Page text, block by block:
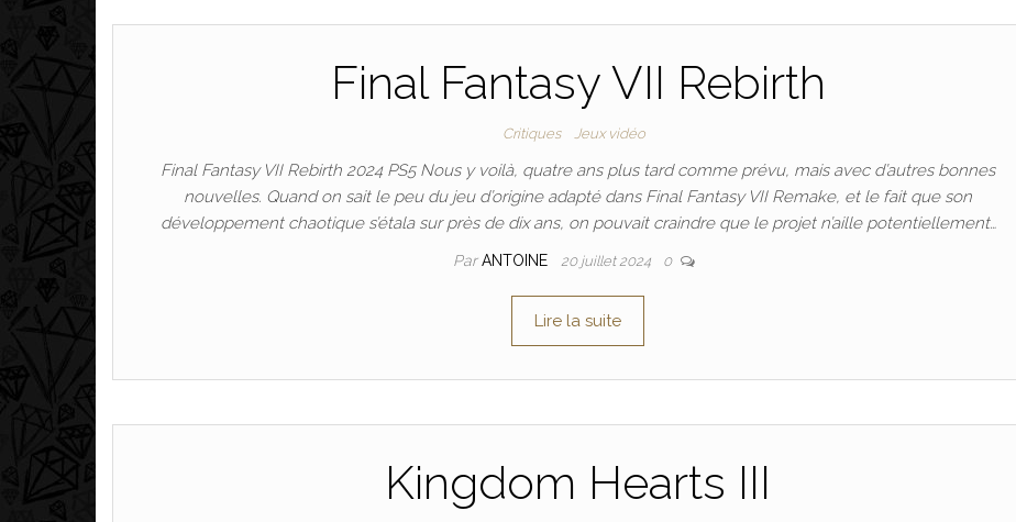
Final Fantasy VII Rebirth
Critiques Jeux vidéo
Final Fantasy VII Rebirth 2024 PS5 Nous y voilà, quatre ans plus tard comme prévu, mais avec d’autres bonnes
nouvelles. Quand on sait le peu du jeu d’origine adapté dans Final Fantasy VII Remake, et le fait que son
développement chaotique s’étala sur près de dix ans, on pouvait craindre que le projet n’aille potentiellement…
ParANTOINE 20 juillet 2024 0
Lire la suite
Kingdom Hearts III